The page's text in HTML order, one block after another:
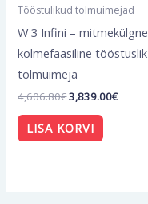
Tööstulikud tolmuimejad
W 3 Infini – mitmekülgne
kolmefaasiline tööstuslik
tolmuimeja
4,606.80€3,839.00€
LISA KORVI